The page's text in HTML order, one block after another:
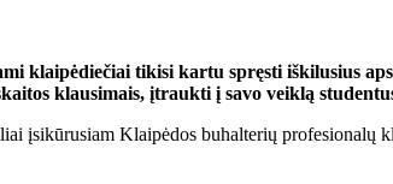
klaipėdiečiai tikisi kartu spręsti iškilusius
klausimais, įtraukti į savo veiklą
įsikūrusiam Klaipėdos buhalterių profesionalų